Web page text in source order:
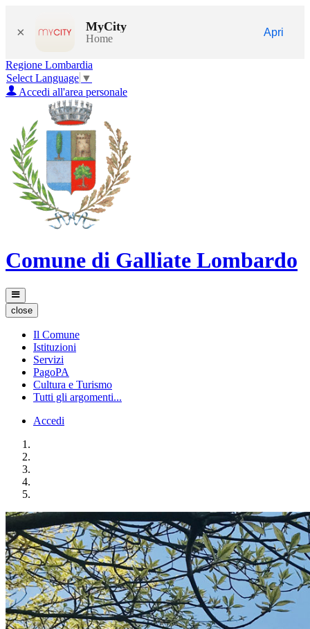
× MyCity
Home
Apri
Regione Lombardia
Select Language ▼
Accedi all'area personale
Comune di Galliate Lombardo
close
Il Comune
Istituzioni
Servizi
PagoPA
Cultura e Turismo
Tutti gli argomenti...
Accedi